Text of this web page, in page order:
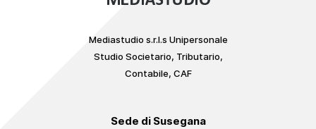
Mediastudio s.r.l.s Unipersonale
Studio Societario, Tributario,
Contabile, CAF
Sede di Susegana